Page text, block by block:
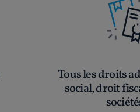
Tous les droits
social, droit